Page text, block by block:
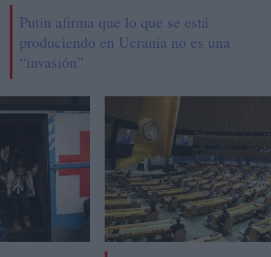
Putin afirma que lo que se está
produciendo en Ucrania no es una
“invasión”